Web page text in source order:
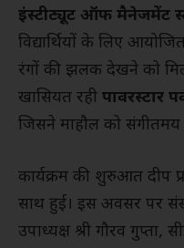
इंस्टीट्यूट ऑफ मैनेजमेंट
विद्यार्थियों के लिए
रंगों की झलक देखने को
खासियत रही पावरस्टार
जिसने माहौल को
कार्यक्रम की शुरुआत दीप
साथ हुई। इस अवसर पर
उपाध्यक्ष श्री गौरव